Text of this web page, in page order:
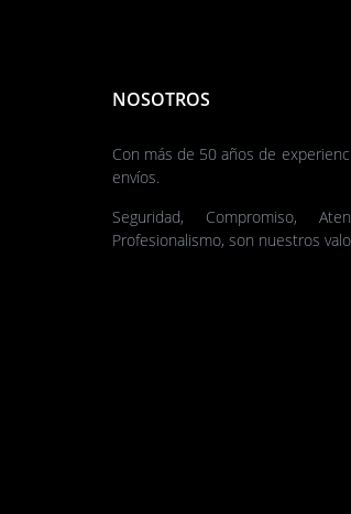
NOSOTROS
Con más de 50 años de
envíos.
Seguridad, Compromiso,
Profesionalismo, son nuestros